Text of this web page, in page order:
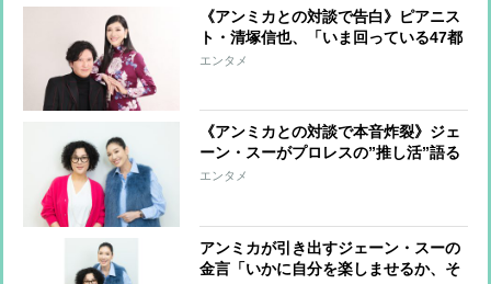
《アンミカとの対談で告白》ピアニス
ト・清塚信也、「いま回っている47都
道府県ツアーがひとつの節目」 10代
エンタメ
《アンミカとの対談で本音炸裂》ジェ
ーン・スーがプロレスの”推し活”語る
「人間って一生懸命になるのをこんな
エンタメ
アンミカが引き出すジェーン・スーの
金言「いかに自分を楽しませるか、そ